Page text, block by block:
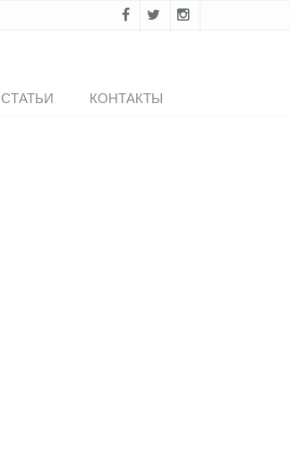
СТАТЬИ КОНТАКТЫ